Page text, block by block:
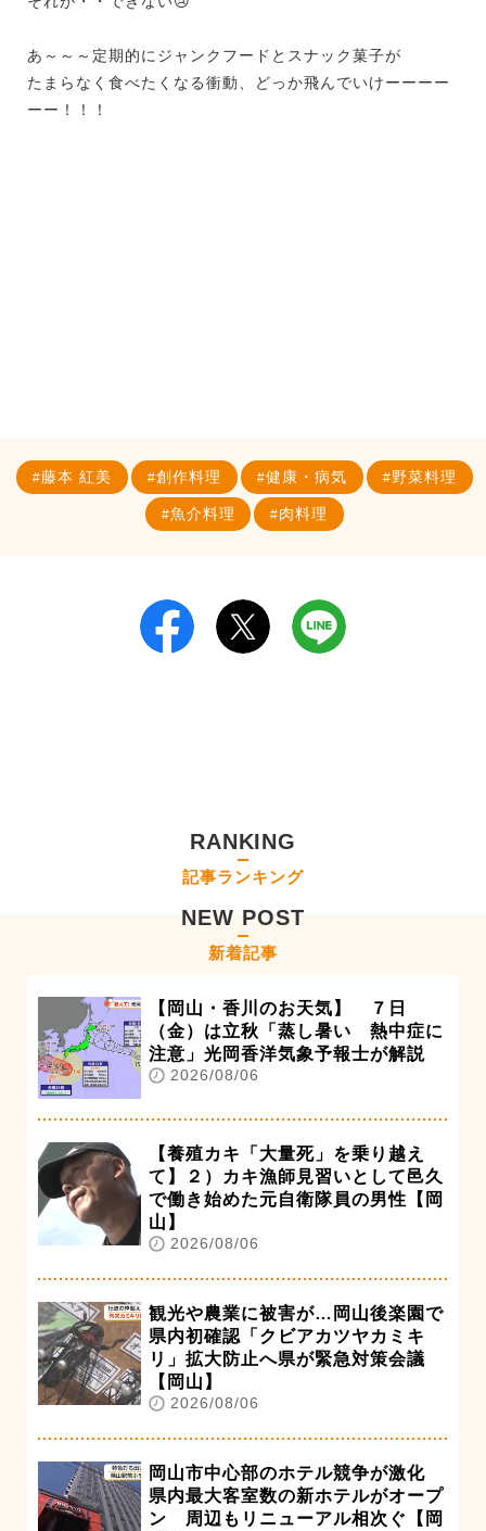
あ～～～定期的にジャンクフードとスナック菓子が
たまらなく食べたくなる衝動、どっか飛んでいけーーーー
ーー！！！
藤本 紅美 創作料理 健康・病気 野菜料理
魚介料理 肉料理
RANKING
記事ランキング
NEW POST
新着記事
【岡山・香川のお天気】 ７日
（金）は立秋「蒸し暑い 熱中症に
注意」光岡香洋気象予報士が解説
2026/08/06
【養殖カキ「大量死」を乗り越え
て】２）カキ漁師見習いとして邑久
で働き始めた元自衛隊員の男性【岡
山】
2026/08/06
観光や農業に被害が…岡山後楽園で
県内初確認「クビアカツヤカミキ
リ」拡大防止へ県が緊急対策会議
【岡山】
2026/08/06
岡山市中心部のホテル競争が激化
県内最大客室数の新ホテルがオープ
ン 周辺もリニューアル相次ぐ【岡